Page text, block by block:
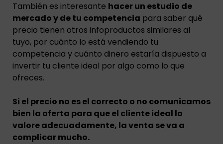
También es interesante hacer un estudio de
mercado y de tu competencia para saber qué
precio tienen otros infoproductos similares al
tuyo, por cuánto lo está vendiendo tu
competencia y cuánto dinero estaría dispuesto a
invertir tu cliente ideal por algo como lo que
ofreces.
Si el precio no es el correcto o no comunicamos
bien la oferta para que el cliente ideal lo
valore adecuadamente, la venta se va a
complicar mucho.